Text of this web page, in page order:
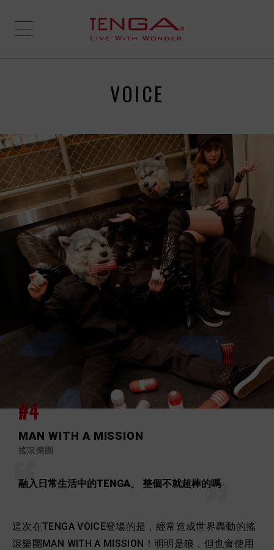
VOICE
#4
MAN WITH A MISSION
搖滾樂團
融入日常生活中的TENGA。 整個不就超棒的嗎
這次在TENGA VOICE登場的是，經常造成世界轟動的搖
滾樂團MAN WITH A MISSION！明明是狼，但也會使用